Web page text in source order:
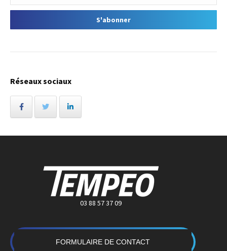
Réseaux sociaux
03 88 57 37 09
FORMULAIRE DE CONTACT